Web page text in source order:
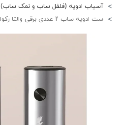
آسیاب ادویه (فلفل ساب و نمک ساب)
ست ادویه ساب ۲ عددی برقی والتا رکولتا نقره ای